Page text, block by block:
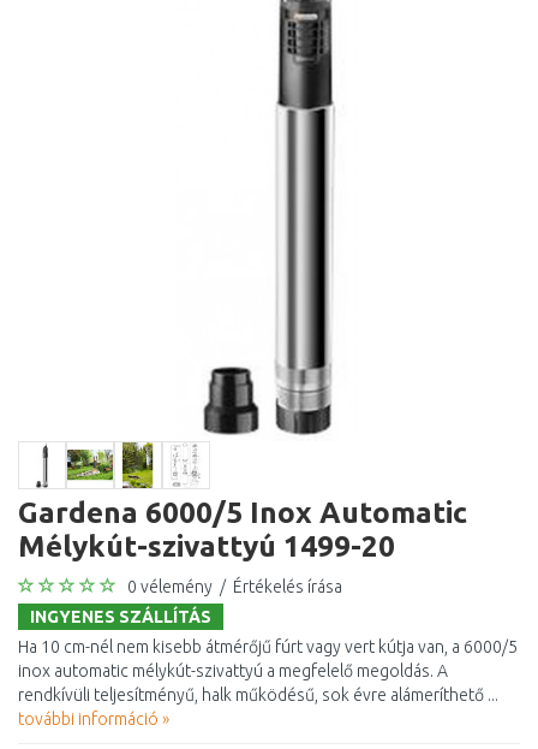
Gardena 6000/5 Inox Automatic
Mélykút-szivattyú 1499-20
0 vélemény / Értékelés írása
INGYENES SZÁLLÍTÁS
Ha 10 cm-nél nem kisebb átmérőjű fúrt vagy vert kútja van, a 6000/5
inox automatic mélykút-szivattyú a megfelelő megoldás. A
rendkívüli teljesítményű, halk működésű, sok évre alámeríthető ...
további információ »